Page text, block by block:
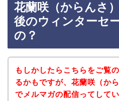
花蘭咲（からんさ
後のウィンターセ
の？
もしかしたらこちらをご覧
るかもですが、花蘭咲（か
でメルマガの配信ってして